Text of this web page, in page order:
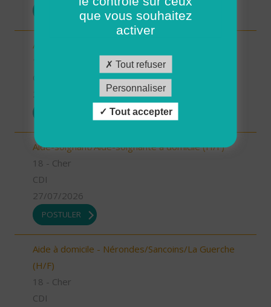
Aide à domicile - Léré/Vailly (H/F)
Aide-soignant/Aide-soignante à domicile (H/F)
18 - Cher
CDI
27/07/2026
POSTULER
Aide à domicile - Nérondes/Sancoins/La Guerche
(H/F)
18 - Cher
CDI
que vous souhaitez
activer
Tout refuser
Personnaliser
Tout accepter